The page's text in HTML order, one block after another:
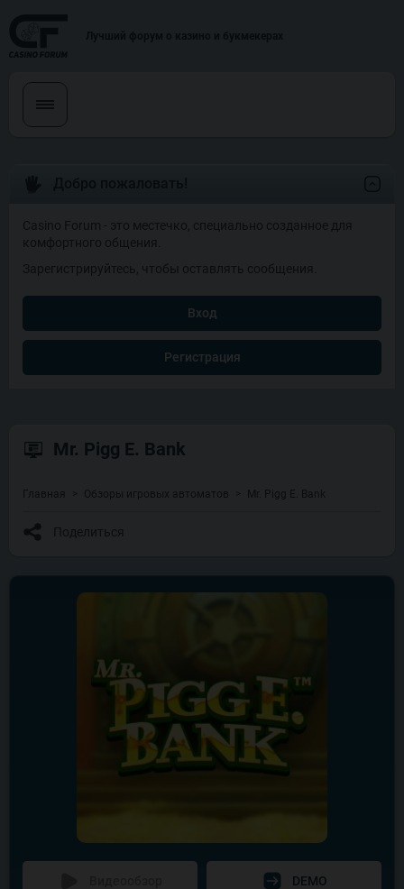
Mr. Pigg E. Bank
Главная Обзоры игровых автоматов Mr. Pigg E. Bank
Поделиться
DEMO
Casino Forum - это местечко, специально созданное для
комфортного общения.
Зарегистрируйтесь, чтобы оставлять сообщения.
Вход
Регистрация